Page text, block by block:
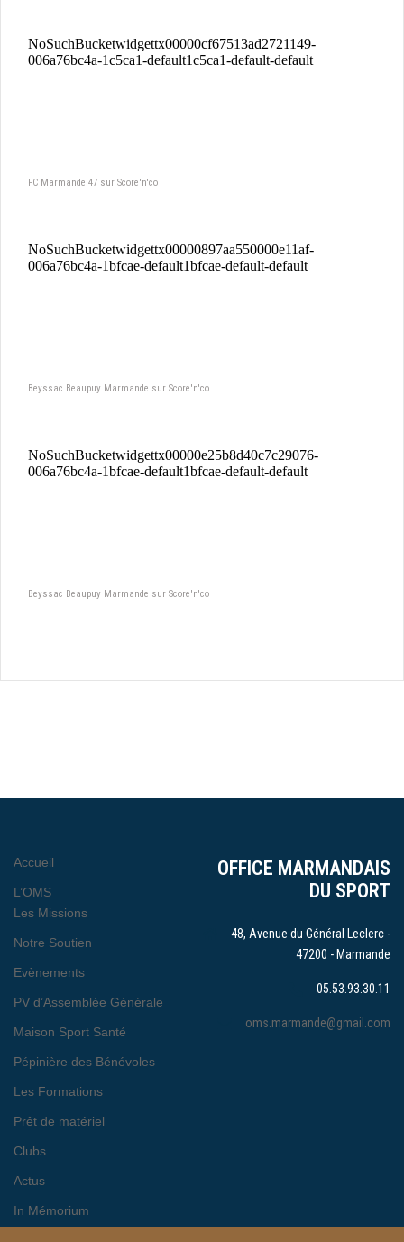
FC Marmande 47 sur Score'n'co
Beyssac Beaupuy Marmande sur Score'n'co
Beyssac Beaupuy Marmande sur Score'n'co
OFFICE MARMANDAIS
DU SPORT
48, Avenue du Général Leclerc -
47200 - Marmande
05.53.93.30.11
oms.marmande@gmail.com
Accueil
L’OMS
Les Missions
Notre Soutien
Evènements
PV d’Assemblée Générale
Maison Sport Santé
Pépinière des Bénévoles
Les Formations
Prêt de matériel
Clubs
Actus
In Mémorium